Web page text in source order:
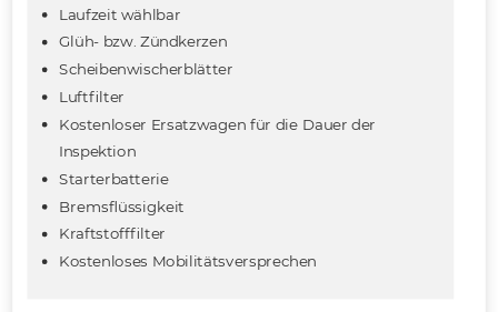
Laufzeit wählbar
Glüh- bzw. Zündkerzen
Scheibenwischerblätter
Luftfilter
Kostenloser Ersatzwagen für die Dauer der
Inspektion
Starterbatterie
Bremsflüssigkeit
Kraftstofffilter
Kostenloses Mobilitätsversprechen